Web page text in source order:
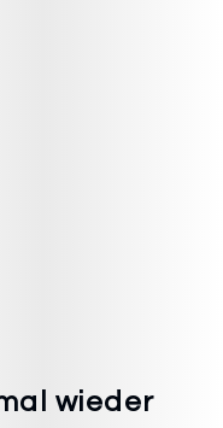
wieder